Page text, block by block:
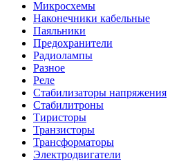
Микросхемы
Наконечники кабельные
Паяльники
Предохранители
Радиолампы
Разное
Реле
Стабилизаторы напряжения
Стабилитроны
Тиристоры
Транзисторы
Трансформаторы
Электродвигатели